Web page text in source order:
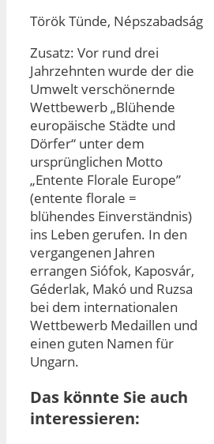
Török Tünde, Népszabadság
Zusatz: Vor rund drei
Jahrzehnten wurde der die
Umwelt verschönernde
Wettbewerb „Blühende
europäische Städte und
Dörfer“ unter dem
ursprünglichen Motto
„Entente Florale Europe”
(entente florale =
blühendes Einverständnis)
ins Leben gerufen. In den
vergangenen Jahren
errangen Siófok, Kaposvár,
Géderlak, Makó und Ruzsa
bei dem internationalen
Wettbewerb Medaillen und
einen guten Namen für
Ungarn.
Das könnte Sie auch
interessieren: